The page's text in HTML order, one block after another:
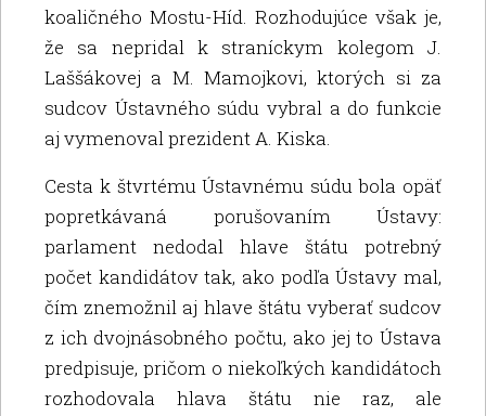
koaličného Mostu-Híd. Rozhodujúce však je,
že sa nepridal k straníckym kolegom J.
Laššákovej a M. Mamojkovi, ktorých si za
sudcov Ústavného súdu vybral a do funkcie
aj vymenoval prezident A. Kiska.
Cesta k štvrtému Ústavnému súdu bola opäť
popretkávaná porušovaním Ústavy:
parlament nedodal hlave štátu potrebný
počet kandidátov tak, ako podľa Ústavy mal,
čím znemožnil aj hlave štátu vyberať sudcov
z ich dvojnásobného počtu, ako jej to Ústava
predpisuje, pričom o niekoľkých kandidátoch
rozhodovala hlava štátu nie raz, ale